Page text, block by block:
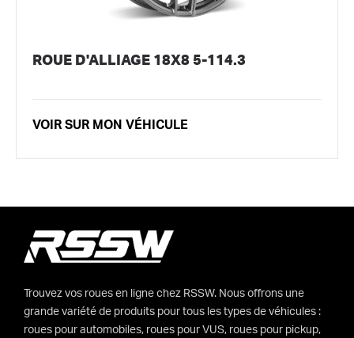
ROUE D'ALLIAGE 18X8 5-114.3
VOIR SUR MON VÉHICULE
Trouvez vos roues en ligne chez RSSW. Nous offrons une
grande variété de produits pour tous les types de véhicules :
roues pour automobiles, roues pour VUS, roues pour pickup,